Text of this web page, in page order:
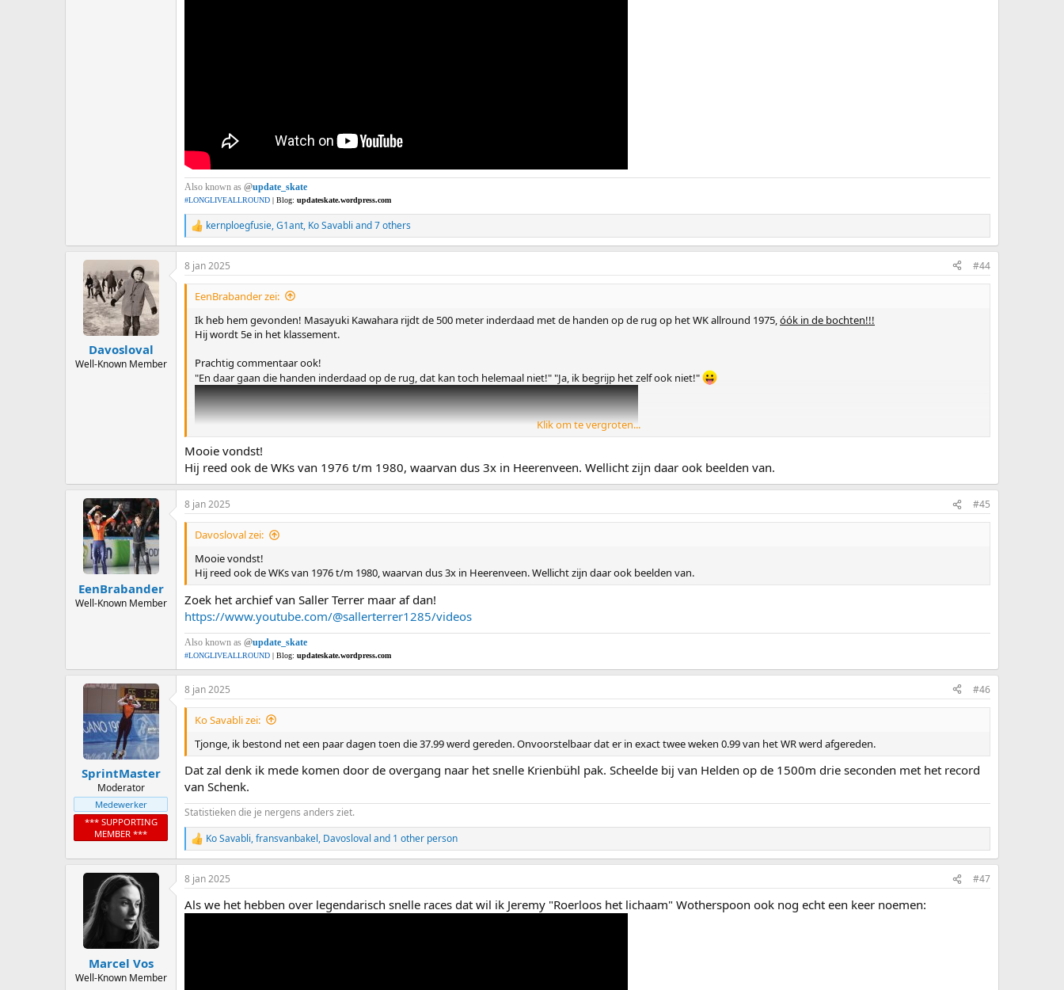
Also known as @update_skate
#LONGLIVEALLROUND | Blog: updateskate.wordpress.com
R
e
a
c
t
n
kernploegfusie,G1ant, Ko Savabli and 7 others
Davosloval
Well-Known Member
8 jan 2025 #44
EenBrabander zei:
Ik heb hem gevonden! Masayuki Kawahara rijdt de 500 meter inderdaad met de handen op de rug op het WK allround 1975, óók in de bochten!!!
Hij wordt 5e in het klassement.
Prachtig commentaar ook!
"En daar gaan die handen inderdaad op de rug, dat kan toch helemaal niet!" "Ja, ik begrijp het zelf ook niet!"
Klik om te vergroten...
Mooie vondst!
Hij reed ook de WKs van 1976 t/m 1980, waarvan dus 3x in Heerenveen. Wellicht zijn daar ook beelden van.
EenBrabander
Well-Known Member
8 jan 2025 #45
Davosloval zei:
Mooie vondst!
Hij reed ook de WKs van 1976 t/m 1980, waarvan dus 3x in Heerenveen. Wellicht zijn daar ook beelden van.
Zoek het archief van Saller Terrer maar af dan!
https://www.youtube.com/@sallerterrer1285/videos
Also known as @update_skate
#LONGLIVEALLROUND | Blog: updateskate.wordpress.com
SprintMaster
Moderator
Medewerker
*** SUPPORTING
MEMBER ***
8 jan 2025 #46
Ko Savabli zei:
Tjonge, ik bestond net een paar dagen toen die 37.99 werd gereden. Onvoorstelbaar dat er in exact twee weken 0.99 van het WR werd afgereden.
Dat zal denk ik mede komen door de overgang naar het snelle Krienbühl pak. Scheelde bij van Helden op de 1500m drie seconden met het record
van Schenk.
Statistieken die je nergens anders ziet.
R
e
a
c
i
Ko Savabli,fransvanbakel, Davosloval and 1 other person
Marcel Vos
Well-Known Member
8 jan 2025 #47
Als we het hebben over legendarisch snelle races dat wil ik Jeremy "Roerloos het lichaam" Wotherspoon ook nog echt een keer noemen: